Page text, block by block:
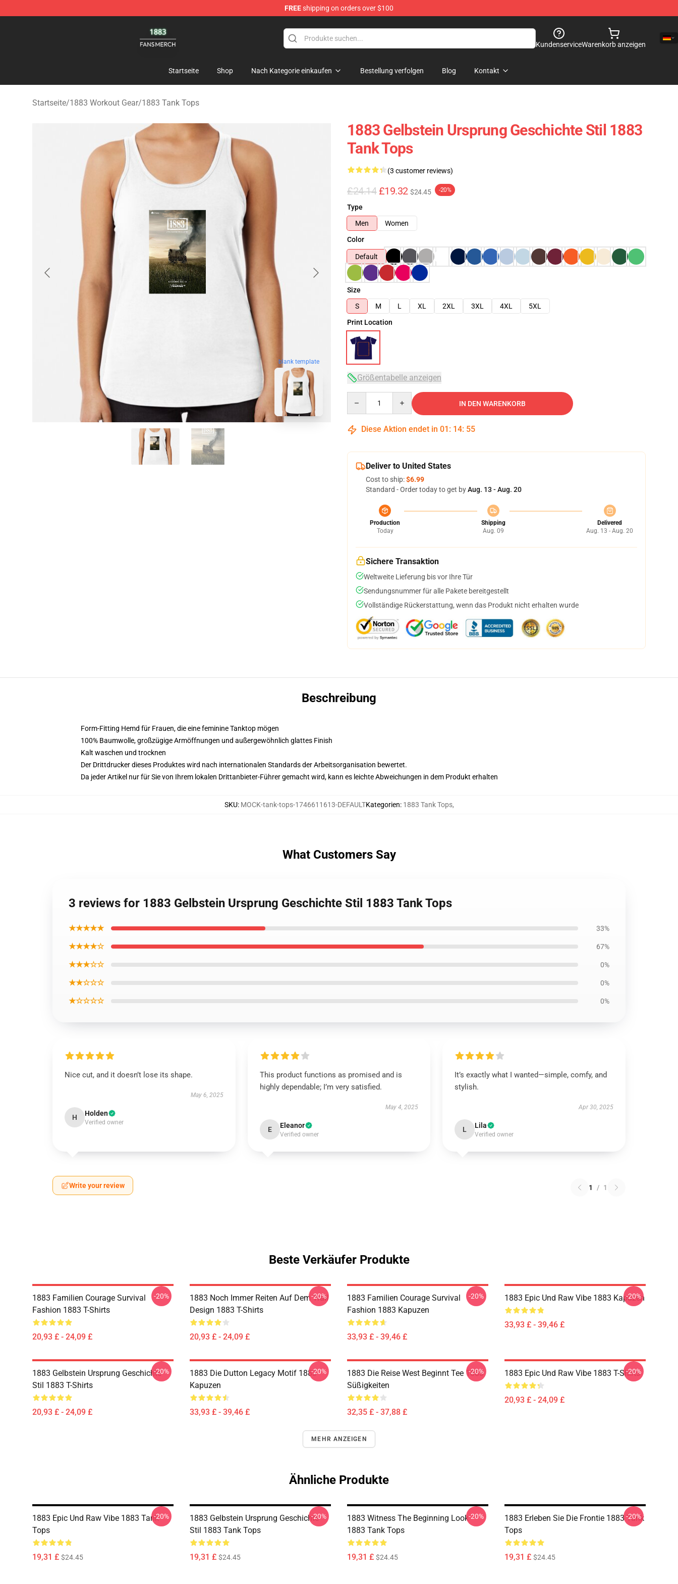
FREEshipping on orders over $100
KundenserviceWarenkorb anzeigen
Startseite Shop Nach Kategorie einkaufen Bestellung verfolgen Blog Kontakt
Startseite/1883 Workout Gear/1883 Tank Tops
blank template
1883 Gelbstein Ursprung Geschichte Stil 1883
Tank Tops
(3 customer reviews)
£24.14 £19.32 $24.45 -20%
Type
Men
Women
Color
Default
Size
S
M L XL 2XL 3XL 4XL
5XL
Print Location
Größentabelle anzeigen
IN DEN WARENKORB
Diese Aktion endet in 01 : 14: 54
Deliver to United States
Cost to ship:$6.99
Standard - Order today to get byAug. 13 - Aug. 20
Production
Today
Shipping
Aug. 09
Delivered
Aug. 13 - Aug. 20
Sichere Transaktion
Weltweite Lieferung bis vor Ihre Tür
Sendungsnummer für alle Pakete bereitgestellt
Vollständige Rückerstattung, wenn das Produkt nicht erhalten wurde
Beschreibung
Form-Fitting Hemd für Frauen, die eine feminine Tanktop mögen
100% Baumwolle, großzügige Armöffnungen und außergewöhnlich glattes Finish
Kalt waschen und trocknen
Der Drittdrucker dieses Produktes wird nach internationalen Standards der Arbeitsorganisation bewertet.
Da jeder Artikel nur für Sie von Ihrem lokalen Drittanbieter-Führer gemacht wird, kann es leichte Abweichungen in dem Produkt erhalten
SKU: MOCK-tank-tops-1746611613-DEFAULTKategorien: 1883 Tank Tops,
What Customers Say
3 reviews for 1883 Gelbstein Ursprung Geschichte Stil 1883 Tank Tops
★★★★★ 33%
★★★★☆ 67%
★★★☆☆ 0%
★★☆☆☆ 0%
★☆☆☆☆ 0%
Nice cut, and it doesn’t lose its shape.
May 6, 2025
H Holden
Verified owner
This product functions as promised and is
highly dependable; I’m very satisfied.
May 4, 2025
E Eleanor
Verified owner
It’s exactly what I wanted—simple, comfy, and
stylish.
Apr 30, 2025
L Lila
Verified owner
Write your review 1 / 1
Beste Verkäufer Produkte
1883 Familien Courage Survival
Fashion 1883 T-Shirts
20,93 £ - 24,09 £
-20%
1883 Noch Immer Reiten Auf Dem Trail
Design 1883 T-Shirts
20,93 £ - 24,09 £
-20%
1883 Familien Courage Survival
Fashion 1883 Kapuzen
33,93 £ - 39,46 £
-20% 1883 Epic Und Raw Vibe 1883 Kapuzen
33,93 £ - 39,46 £
-20%
1883 Gelbstein Ursprung Geschichte
Stil 1883 T-Shirts
20,93 £ - 24,09 £
-20%
1883 Die Dutton Legacy Motif 1883
Kapuzen
33,93 £ - 39,46 £
-20%
1883 Die Reise West Beginnt Tee 1883
Süßigkeiten
32,35 £ - 37,88 £
-20% 1883 Epic Und Raw Vibe 1883 T-Shirts
20,93 £ - 24,09 £
-20%
MEHR ANZEIGEN
Ähnliche Produkte
1883 Epic Und Raw Vibe 1883 Tank
Tops
19,31 £ $24.45
-20%
1883 Gelbstein Ursprung Geschichte
Stil 1883 Tank Tops
19,31 £ $24.45
-20%
1883 Witness The Beginning Look
1883 Tank Tops
19,31 £ $24.45
-20%
1883 Erleben Sie Die Frontie 1883 Tank
Tops
19,31 £ $24.45
-20%